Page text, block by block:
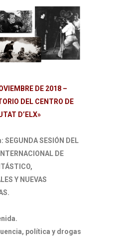
DE 2018 –
DEL CENTRO DE
D’ELX»
SEGUNDA SESIÓN DEL
DE
Y NUEVAS
política y drogas